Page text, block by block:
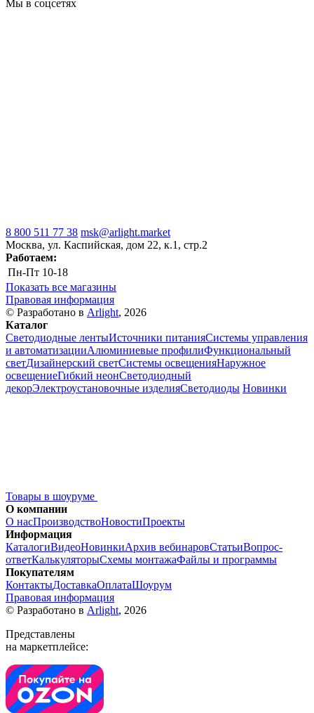
Мы в соцсетях
8 800 511 77 38 msk@arlight.market
Москва, ул. Каспийская, дом 22, к.1, стр.2
Работаем:
Пн-Пт 10-18
Показать все магазины
Правовая информация
© Разработано в Arlight, 2026
Каталог
Светодиодные лентыИсточники питанияСистемы управления
и автоматизацииАлюминиевые профилиФункциональный
светДизайнерский светСистемы освещенияНаружное
освещениеГибкий неонСветодиодный
декорЭлектроустановочные изделияСветодиоды Новинки
Товары в шоуруме
О компании
О насПроизводствоНовостиПроекты
Информация
КаталогиВидеоНовинкиАрхив вебинаровСтатьиВопрос-
ответКалькуляторыСхемы монтажаФайлы и программы
Покупателям
КонтактыДоставкаОплатаШоурум
Правовая информация
© Разработано в Arlight, 2026
Представлены
на маркетплейсе: